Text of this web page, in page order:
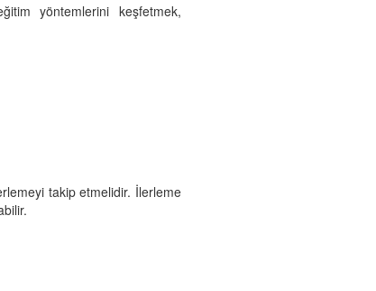
yöntemlerini keşfetmek,
takip etmelidir. İlerleme